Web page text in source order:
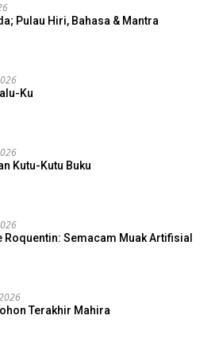
Pulau Hiri, Bahasa & Mantra
Ku
Kutu-Kutu Buku
Roquentin: Semacam Muak Artifisial
Terakhir Mahira